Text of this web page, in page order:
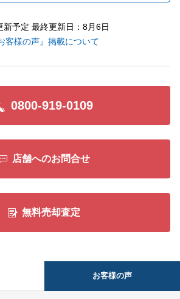
新予定 最終更新日：8月6日
客様の声』掲載について
0800-919-0109
店舗へのお問合せ
無料売却査定
お客様の声